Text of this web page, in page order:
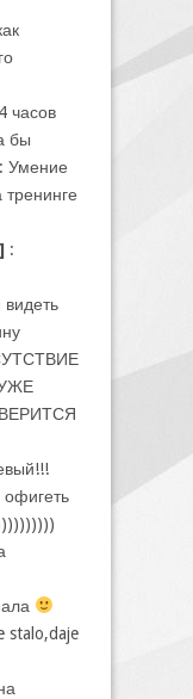
часов
бы
: Умение
:
видеть
офигеть
stalo,daje